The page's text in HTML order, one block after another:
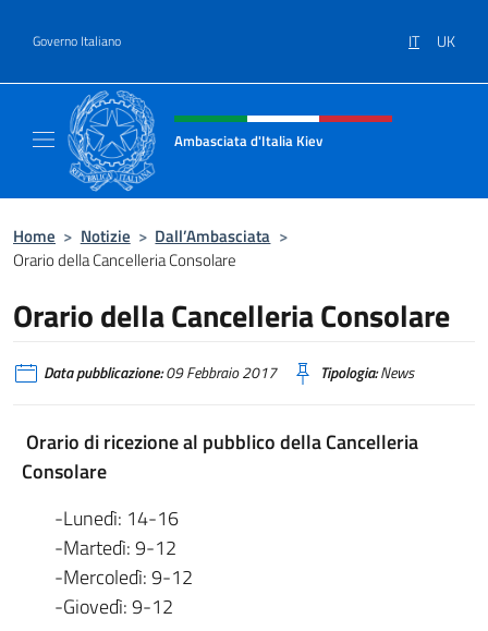
Governo Italiano IT UK
Intestazione sito, social e menù
Ambasciata d'Italia Kiev
Home > Notizie > Dall’Ambasciata >
Orario della Cancelleria Consolare
Orario della Cancelleria Consolare
Data pubblicazione:09 Febbraio 2017 Tipologia:News
Orario di ricezione al pubblico della Cancelleria
Consolare
-Lunedì: 14-16
-Martedì: 9-12
-Mercoledì: 9-12
-Giovedì: 9-12